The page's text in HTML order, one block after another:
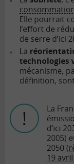
Elle pourrait
l’effort de
de serre d’ici
La
technologies
mécanisme,
définition,
La
d’ici
2005)
2050 (
19